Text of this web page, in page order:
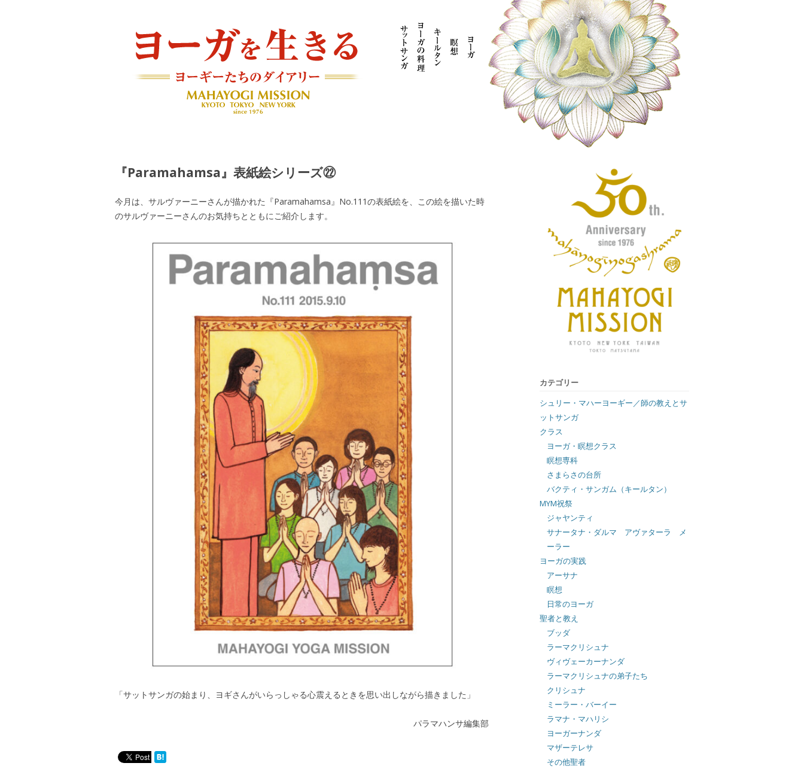
『Paramahamsa』表紙絵シリーズ㉒
今月は、サルヴァーニーさんが描かれた『Paramahamsa』No.111の表紙絵を、この絵を描いた時
のサルヴァーニーさんのお気持ちとともにご紹介します。
「サットサンガの始まり、ヨギさんがいらっしゃる心震えるときを思い出しながら描きました」
パラマハンサ編集部
カテゴリー
シュリー・マハーヨーギー／師の教えとサ
ットサンガ
クラス
ヨーガ・瞑想クラス
瞑想専科
さまらさの台所
バクティ・サンガム（キールタン）
MYM祝祭
ジャヤンティ
サナータナ・ダルマ アヴァターラ メ
ーラー
ヨーガの実践
アーサナ
瞑想
日常のヨーガ
聖者と教え
ブッダ
ラーマクリシュナ
ヴィヴェーカーナンダ
ラーマクリシュナの弟子たち
クリシュナ
ミーラー・バーイー
ラマナ・マハリシ
ヨーガーナンダ
マザーテレサ
その他聖者